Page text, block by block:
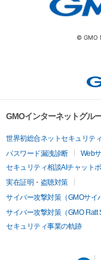
© GMO
GMOインターネットグル
世界初総合ネットセキュリテ
パスワード漏洩診断
Web
セキュリティ相談AIチャット
実在証明・盗聴対策
サイバー攻撃対策（GMOサイ
サイバー攻撃対策（GMO Flatt
セキュリティ事業の軌跡